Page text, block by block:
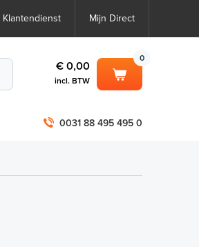
Klantendienst Mijn Direct
0
€ 0,00
incl. BTW
0031 88 495 495 0